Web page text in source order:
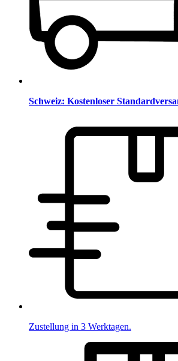
Schweiz: Kostenloser
Zustellung in 3 Werktagen.